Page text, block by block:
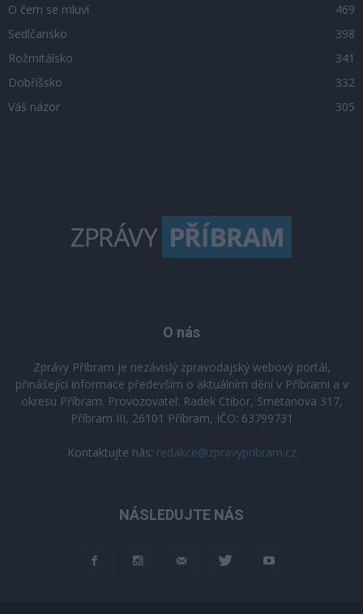
O čem se mluví
469
Sedlčansko
398
Rožmitálsko
341
Dobříšsko
332
Váš názor
305
O nás
Zprávy Příbram je nezávislý zpravodajský webový portál,
přinášející informace především o aktuálním dění v Příbrami a v
okresu Příbram. Provozovatel: Radek Ctibor, Smetanova 317,
Příbram III, 26101 Příbram, IČO: 63799731
Kontaktujte nás: redakce@zpravypribram.cz
NÁSLEDUJTE NÁS